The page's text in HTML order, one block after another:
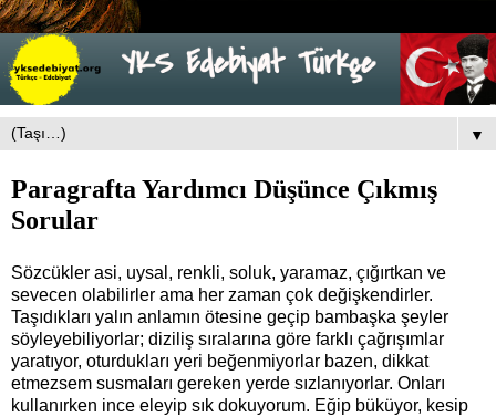
▼
Paragrafta Yardımcı Düşünce Çıkmış
Sorular
Sözcükler asi, uysal, renkli, soluk, yaramaz, çığırtkan ve
sevecen olabilirler ama her zaman çok değişkendirler.
Taşıdıkları yalın anlamın ötesine geçip bambaşka şeyler
söyleyebiliyorlar; diziliş sıralarına göre farklı çağrışımlar
yaratıyor, oturdukları yeri beğenmiyorlar bazen, dikkat
etmezsem susmaları gereken yerde sızlanıyorlar. Onları
kullanırken ince eleyip sık dokuyorum. Eğip büküyor, kesip